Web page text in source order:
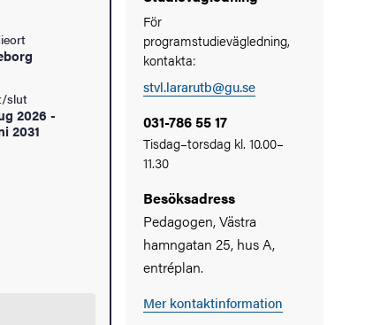
slut
2026 -
2031
För
programstudievägledning,
kontakta:
stvl.lararutb@gu.se
031-786 55 17
Tisdag–torsdag kl. 10.00–
11.30
Besöksadress
Pedagogen, Västra
hamngatan 25, hus A,
entréplan.
Mer kontaktinformation